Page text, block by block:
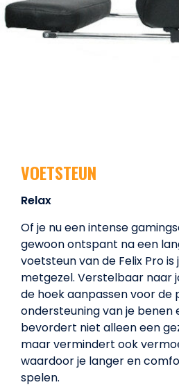
VOETSTEUN
Relax
Of je nu een intense
gewoon ontspant na een
voetsteun van de Felix Pro
metgezel. Verstelbaar naar
de hoek aanpassen voor
ondersteuning van je benen
bevordert niet alleen een
maar vermindert ook
waardoor je langer en
spelen.